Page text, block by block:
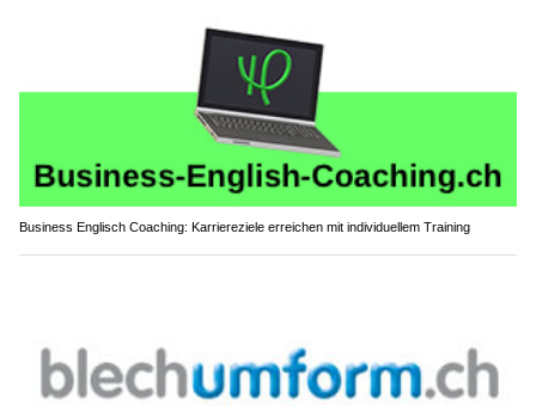
Business Englisch Coaching: Karriereziele erreichen mit individuellem Training